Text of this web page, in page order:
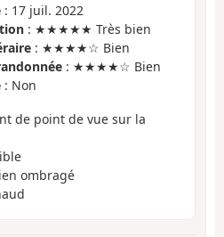
: 17 juil. 2022
: ★★★★★ Très bien
: ★★★★☆ Bien
: ★★★★☆ Bien
: Non
de point de vue sur la
ombragé